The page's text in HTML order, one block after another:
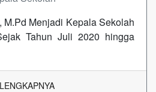
Menjadi Kepala Sekolah
Tahun Juli 2020 hingga